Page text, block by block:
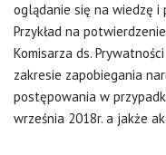
oglądanie się na wiedzę
Przykład na
Komisarza ds.
zakresie zapobiegania
postępowania w
września 2018r. a jakże